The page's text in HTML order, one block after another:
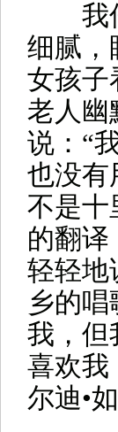
我仔
细腻，
女孩子
老人幽
说：“
也没有
不是十
的翻译
轻轻地
乡的
我，但
喜欢我
尔迪•